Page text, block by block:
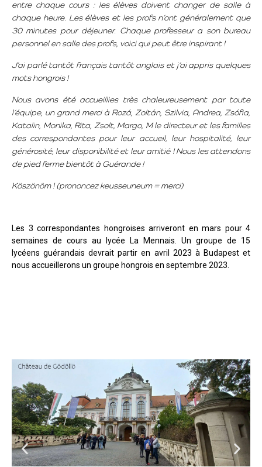
entre chaque cours : les élèves doivent changer de salle à
chaque heure. Les élèves et les profs n’ont généralement que
30 minutes pour déjeuner. Chaque professeur a son bureau
personnel en salle des profs, voici qui peut être inspirant !
J’ai parlé tantôt français tantôt anglais et j’ai appris quelques
mots hongrois !
Nous avons été accueillies très chaleureusement par toute
l’équipe, un grand merci à Rozá, Zoltán, Szilvia, Andrea, Zsófia,
Katalin, Monika, Rita, Zsolt, Margo, M le directeur et les familles
des correspondantes pour leur accueil, leur hospitalité, leur
générosité, leur disponibilité et leur amitié ! Nous les attendons
de pied ferme bientôt à Guérande !
Köszönöm ! (prononcez keusseuneum = merci)
Les 3 correspondantes hongroises arriveront en mars pour 4
semaines de cours au lycée La Mennais. Un groupe de 15
lycéens guérandais devrait partir en avril 2023 à Budapest et
nous accueillerons un groupe hongrois en septembre 2023.